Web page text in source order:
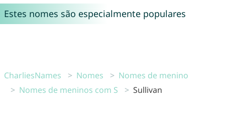
Estes nomes são especialmente populares
CharliesNames Nomes
Nomes de menino
Nomes de meninos com S
Sullivan